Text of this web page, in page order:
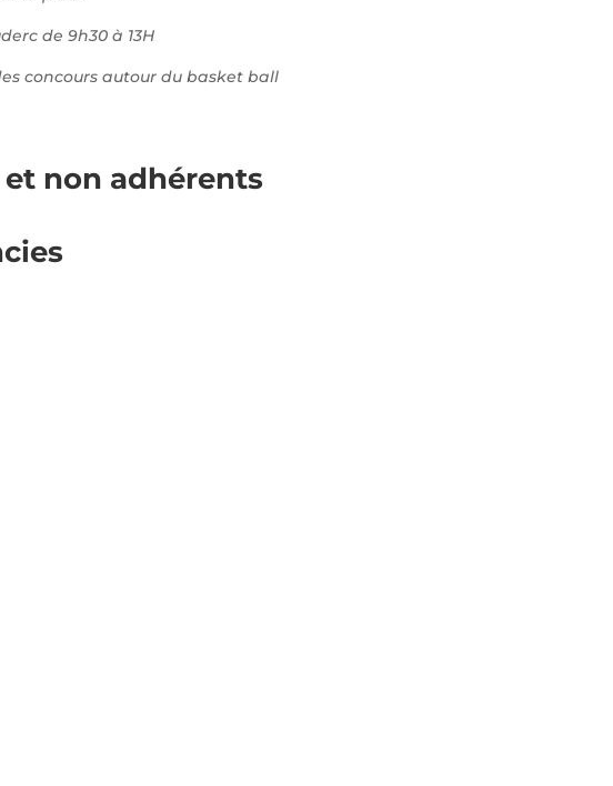
de 9h30 à 13H
concours autour du basket ball
non adhérents